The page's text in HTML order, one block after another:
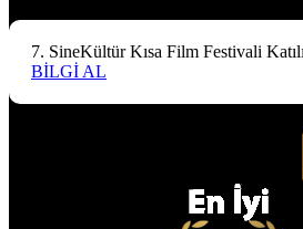
7. SineKültür Kısa Film Festivali
BİLGİ AL